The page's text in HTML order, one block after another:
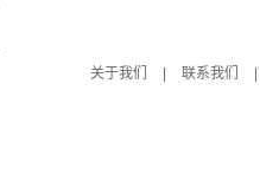
关于我们
联系我们